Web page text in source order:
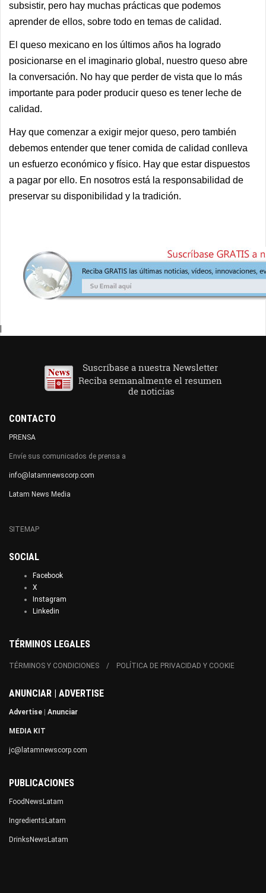
subsistir, pero hay muchas prácticas que podemos
aprender de ellos, sobre todo en temas de calidad.
El queso mexicano en los últimos años ha logrado
posicionarse en el imaginario global, nuestro queso abre
la conversación. No hay que perder de vista que lo más
importante para poder producir queso es tener leche de
calidad.
Hay que comenzar a exigir mejor queso, pero también
debemos entender que tener comida de calidad conlleva
un esfuerzo económico y físico. Hay que estar dispuestos
a pagar por ello. En nosotros está la responsabilidad de
preservar su disponibilidad y la tradición.
CONTACTO
PRENSA
Envíe sus comunicados de prensa a
info@latamnewscorp.com
Latam News Media
SITEMAP
SOCIAL
Facebook
X
Instagram
Linkedin
TÉRMINOS LEGALES
TÉRMINOS Y CONDICIONES POLÍTICA DE PRIVACIDAD Y COOKIE
ANUNCIAR | ADVERTISE
Advertise Anunciar
MEDIA KIT
jc@latamnewscorp.com
PUBLICACIONES
FoodNewsLatam
IngredientsLatam
DrinksNewsLatam